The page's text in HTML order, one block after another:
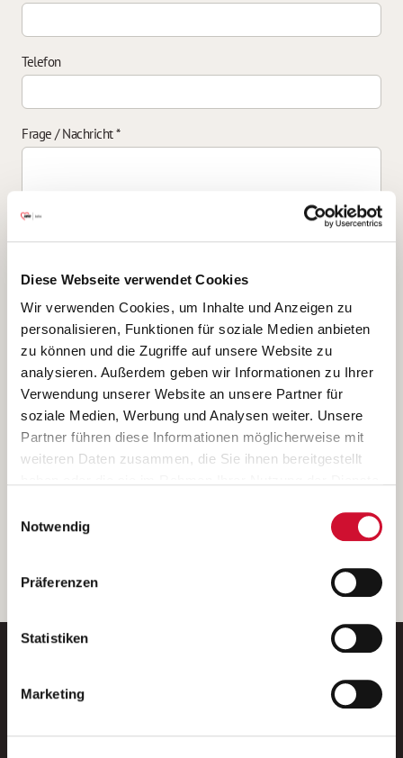
Diese Webseite verwendet Cookies
Wir verwenden Cookies, um Inhalte und Anzeigen zu
personalisieren, Funktionen für soziale Medien anbieten
zu können und die Zugriffe auf unsere Website zu
analysieren. Außerdem geben wir Informationen zu Ihrer
Verwendung unserer Website an unsere Partner für
soziale Medien, Werbung und Analysen weiter. Unsere
Partner führen diese Informationen möglicherweise mit
weiteren Daten zusammen, die Sie ihnen bereitgestellt
Wenn Sie auf „Cookies zulassen“ klicken, so stimmen
Sie der Speicherung sämtlicher Cookies zu. Sie können
Ihre Einwilligung selbstverständlich jederzeit widerrufen,
indem Sie die Cookie-Einstellungen aufrufen und diese
unserer
Notwendig
Präferenzen
Statistiken
Marketing
Telefon
Frage / Nachricht*
Ich bin damit einverstanden, dass meine personenbezogenen Daten
ausschließlich zum Zweck der Durchführung der Kontaktanfrage
verarbeitet, auf IT- Systemen der Garitz Bewirtschaftungsbetriebe
GmbH, Heinrich-von-Kleist-Straße 2, 97688 Bad Kissingen
(Betreiber) gespeichert und an die für das Stellenangebot
verantwortliche Stelle zur Kontaktaufnahme weitergegeben
werden.
Diese Einwilligungserklärung kann ich jederzeit gegenüber dem
Weitere Details können Sie der
entnehmen.